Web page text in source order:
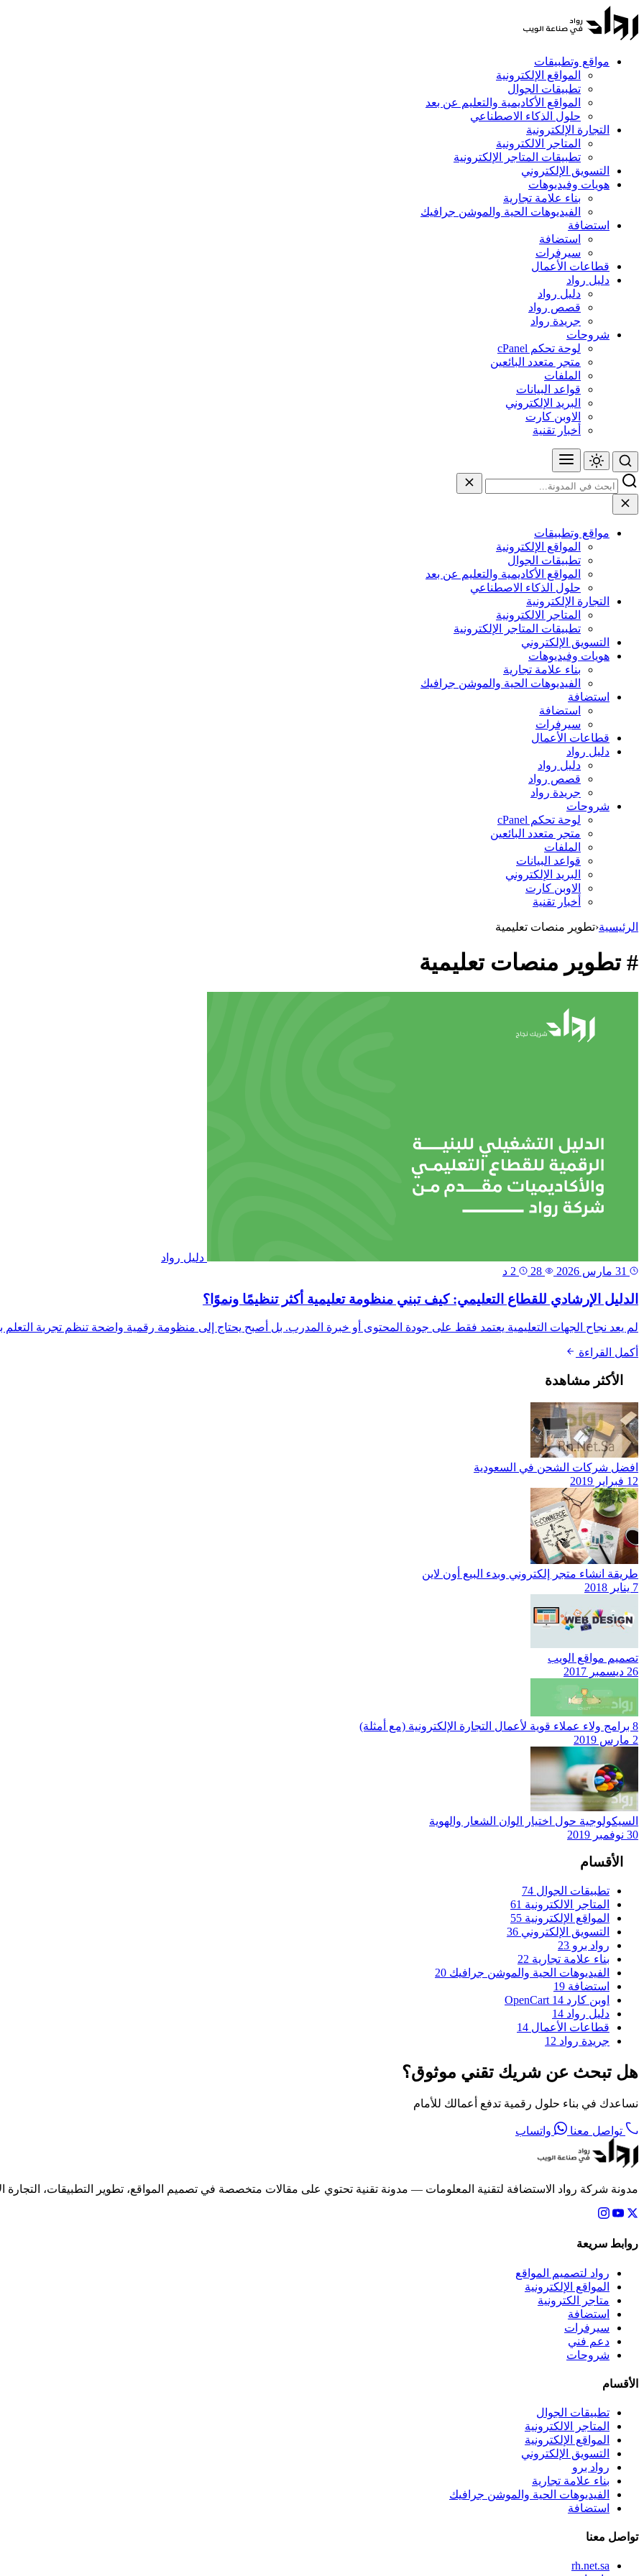
مواقع وتطبيقات
المواقع الإلكترونية
تطبيقات الجوال
المواقع الأكاديمية والتعليم عن بعد
حلول الذكاء الاصطناعي
التجارة الإلكترونية
المتاجر الالكترونية
تطبيقات المتاجر الإلكترونية
التسويق الإلكتروني
هويات وفيديوهات
بناء علامة تجارية
الفيديوهات الحية والموشن جرافيك
استضافة
استضافة
سيرفرات
قطاعات الأعمال
دليل رواد
دليل رواد
قصص رواد
جريدة رواد
شروحات
لوحة تحكم cPanel
متجر متعدد البائعين
الملفات
قواعد البيانات
البريد الإلكتروني
الاوبن كارت
أخبار تقنية
مواقع وتطبيقات
المواقع الإلكترونية
تطبيقات الجوال
المواقع الأكاديمية والتعليم عن بعد
حلول الذكاء الاصطناعي
التجارة الإلكترونية
المتاجر الالكترونية
تطبيقات المتاجر الإلكترونية
التسويق الإلكتروني
هويات وفيديوهات
بناء علامة تجارية
الفيديوهات الحية والموشن جرافيك
استضافة
استضافة
سيرفرات
قطاعات الأعمال
دليل رواد
دليل رواد
قصص رواد
جريدة رواد
شروحات
لوحة تحكم cPanel
متجر متعدد البائعين
الملفات
قواعد البيانات
البريد الإلكتروني
الاوبن كارت
أخبار تقنية
الرئيسية‹تطوير منصات تعليمية
# تطوير منصات تعليمية
دليل رواد
الدليل الإرشادي للقطاع التعليمي: كيف تبني منظومة تعليمية أكثر تنظيمًا ونموًا؟
لم يعد نجاح الجهات التعليمية يعتمد فقط على جودة المحتوى أو خبرة المدرب. بل أصبح يحتاج إلى منظومة رقمية واضحة تنظم تجربة التعلم
أكمل القراءة
الأكثر مشاهدة
افضل شركات الشحن في السعودية
12 فبراير 2019
طريقة انشاء متجر إلكتروني وبدء البيع أون لاين
7 يناير 2018
تصميم مواقع الويب
26 ديسمبر 2017
8 برامج ولاء عملاء قوية لأعمال التجارة الإلكترونية (مع أمثلة)
2 مارس 2019
السيكولوجية حول اختيار الوان الشعار والهوية
30 نوفمبر 2019
الأقسام
تطبيقات الجوال 74
المتاجر الالكترونية 61
المواقع الإلكترونية 55
التسويق الإلكتروني 36
رواد برو 23
بناء علامة تجارية 22
الفيديوهات الحية والموشن جرافيك 20
استضافة 19
اوبن كارد OpenCart 14
دليل رواد 14
قطاعات الأعمال 14
جريدة رواد 12
هل تبحث عن شريك تقني موثوق؟
نساعدك في بناء حلول رقمية تدفع أعمالك للأمام
تواصل معنا واتساب
مدونة شركة رواد الاستضافة لتقنية المعلومات — مدونة تقنية تحتوي على مقالات متخصصة في تصميم المواقع، تطوير التطبيقات، التجارة
روابط سريعة
رواد لتصميم المواقع
المواقع الإلكترونية
متاجر الكترونية
استضافة
سيرفرات
دعم فني
شروحات
الأقسام
تطبيقات الجوال
المتاجر الالكترونية
المواقع الإلكترونية
التسويق الإلكتروني
رواد برو
بناء علامة تجارية
الفيديوهات الحية والموشن جرافيك
استضافة
تواصل معنا
rh.net.sa